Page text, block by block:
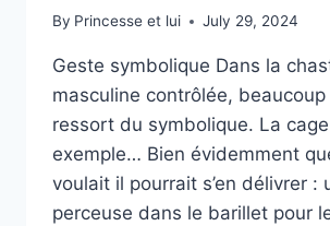
By Princesse et lui July 29, 2024
Geste symbolique Dans la
masculine contrôlée,
ressort du symbolique. La
exemple… Bien évidemment
voulait il pourrait s’en délivrer :
perceuse dans le barillet pour